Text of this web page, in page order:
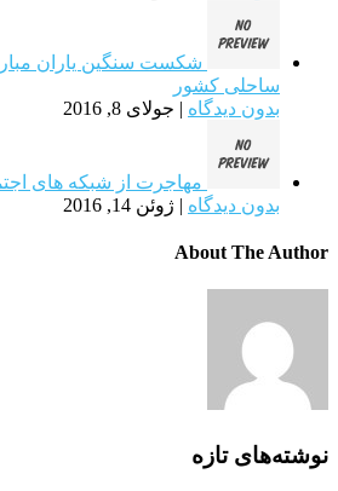
شکست سنگین یاران
ساحلی کشور
بدون دیدگاه | جولای 8, 2016
مهاجرت از شبکه های
بدون دیدگاه | ژوئن 14, 2016
About The Author
نوشته‌های تازه